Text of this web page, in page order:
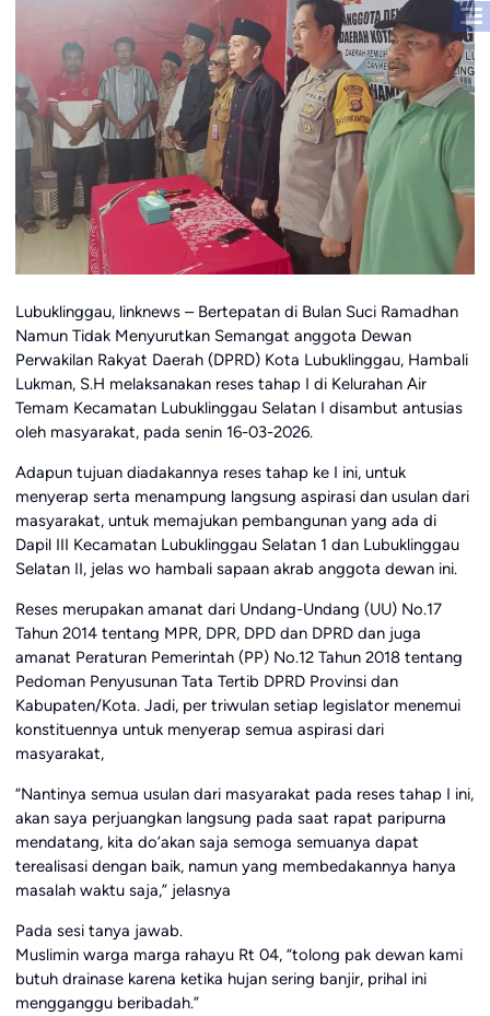
Lubuklinggau, linknews – Bertepatan di Bulan Suci Ramadhan
Namun Tidak Menyurutkan Semangat anggota Dewan
Perwakilan Rakyat Daerah (DPRD) Kota Lubuklinggau, Hambali
Lukman, S.H melaksanakan reses tahap I di Kelurahan Air
Temam Kecamatan Lubuklinggau Selatan I disambut antusias
oleh masyarakat, pada senin 16-03-2026.
Adapun tujuan diadakannya reses tahap ke I ini, untuk
menyerap serta menampung langsung aspirasi dan usulan dari
masyarakat, untuk memajukan pembangunan yang ada di
Dapil III Kecamatan Lubuklinggau Selatan 1 dan Lubuklinggau
Selatan II, jelas wo hambali sapaan akrab anggota dewan ini.
Reses merupakan amanat dari Undang-Undang (UU) No.17
Tahun 2014 tentang MPR, DPR, DPD dan DPRD dan juga
amanat Peraturan Pemerintah (PP) No.12 Tahun 2018 tentang
Pedoman Penyusunan Tata Tertib DPRD Provinsi dan
Kabupaten/Kota. Jadi, per triwulan setiap legislator menemui
konstituennya untuk menyerap semua aspirasi dari
masyarakat,
“Nantinya semua usulan dari masyarakat pada reses tahap I ini,
akan saya perjuangkan langsung pada saat rapat paripurna
mendatang, kita do’akan saja semoga semuanya dapat
terealisasi dengan baik, namun yang membedakannya hanya
masalah waktu saja,” jelasnya
Pada sesi tanya jawab.
Muslimin warga marga rahayu Rt 04, “tolong pak dewan kami
butuh drainase karena ketika hujan sering banjir, prihal ini
mengganggu beribadah.”